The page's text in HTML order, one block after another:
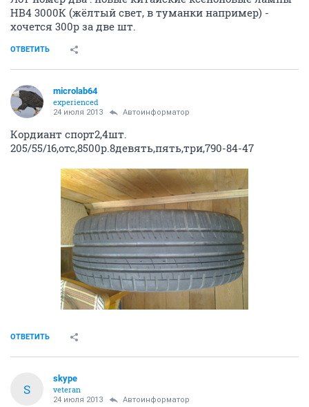
НВ4 3000К (жёлтый свет, в туманки например) -
хочется 300р за две шт.
ОТВЕТИТЬ
microlab64
experienced
24 июля 2013 Автоинформатор
Кордиант спорт2,4шт.
205/55/16,отс,8500р.8девять,пять,три,790-84-47
ОТВЕТИТЬ
S
skype
veteran
24 июля 2013 Автоинформатор